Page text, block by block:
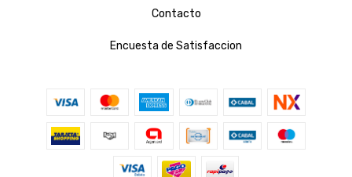
Contacto
Encuesta de Satisfaccion